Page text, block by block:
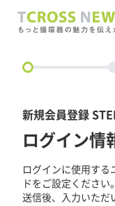
circle
新規会員登録
ログイン情
ログインに使用する
ドをご設定ください。
送信後、入力いただ